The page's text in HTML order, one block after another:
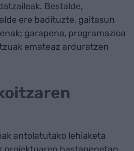
Bestalde,
ere badituzte, gaitasun
garapena, programazioa
emateaz arduratzen
antolatutako lehiaketa